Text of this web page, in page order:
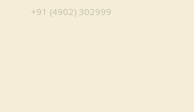
+91 (4902) 302999